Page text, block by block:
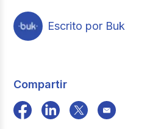
Escrito por Buk
Compartir